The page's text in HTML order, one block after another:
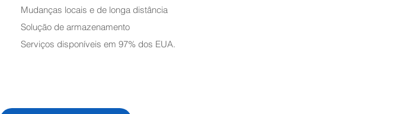
Mudanças locais e de longa distância
Solução de armazenamento
Serviços disponíveis em 97% dos EUA.